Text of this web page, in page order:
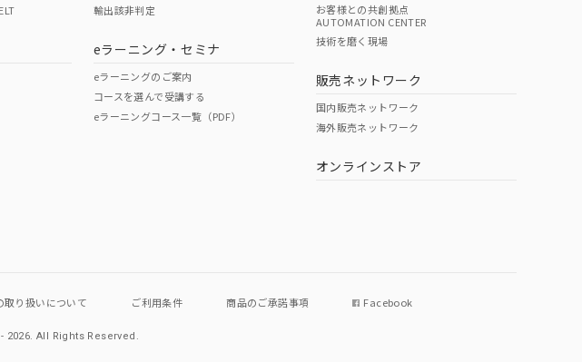
輸出該非判定
eラーニング・セミナ
eラーニングのご案内
コースを選んで受講する
eラーニングコース一覧（PDF）
お客様との共創拠点
AUTOMATION CENTER
技術を磨く現場
販売ネットワーク
国内販売ネットワーク
海外販売ネットワーク
オンラインストア
取り扱いについて ご利用条件 商品のご承諾事項 Facebook
2026.All Rights Reserved.